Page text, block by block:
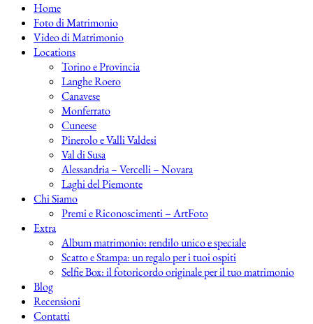
Home
Foto di Matrimonio
Video di Matrimonio
Locations
Torino e Provincia
Langhe Roero
Canavese
Monferrato
Cuneese
Pinerolo e Valli Valdesi
Val di Susa
Alessandria – Vercelli – Novara
Laghi del Piemonte
Chi Siamo
Premi e Riconoscimenti – ArtFoto
Extra
Album matrimonio: rendilo unico e speciale
Scatto e Stampa: un regalo per i tuoi ospiti
Selfie Box: il fotoricordo originale per il tuo matrimonio
Blog
Recensioni
Contatti